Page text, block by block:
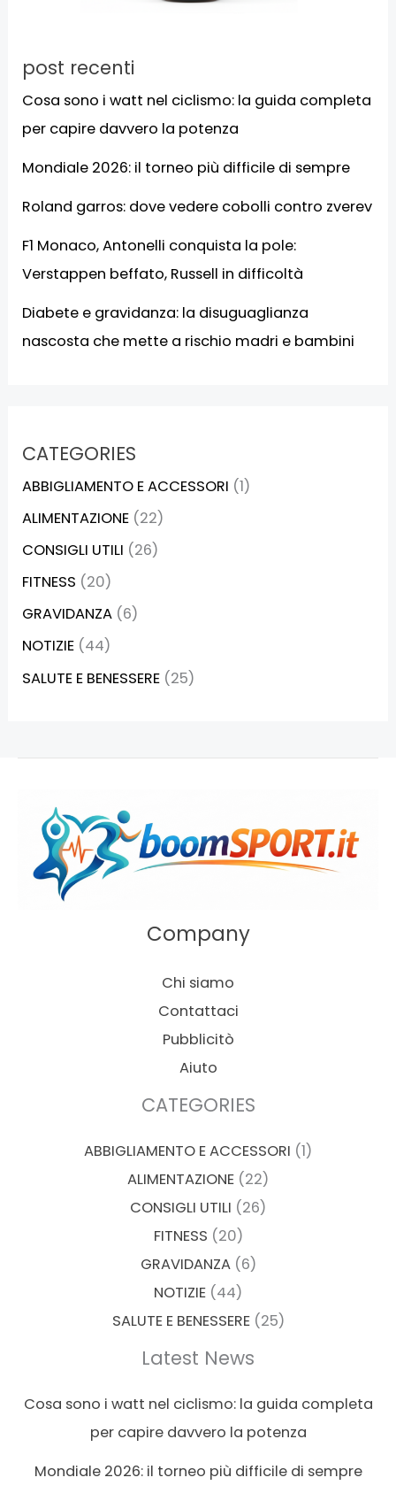
post recenti
Cosa sono i watt nel ciclismo: la guida completa
per capire davvero la potenza
Mondiale 2026: il torneo più difficile di sempre
Roland garros: dove vedere cobolli contro zverev
F1 Monaco, Antonelli conquista la pole:
Verstappen beffato, Russell in difficoltà
Diabete e gravidanza: la disuguaglianza
nascosta che mette a rischio madri e bambini
CATEGORIES
ABBIGLIAMENTO E ACCESSORI (1)
ALIMENTAZIONE (22)
CONSIGLI UTILI (26)
FITNESS (20)
GRAVIDANZA (6)
NOTIZIE (44)
SALUTE E BENESSERE (25)
Company
Chi siamo
Contattaci
Pubblicitò
Aiuto
CATEGORIES
ABBIGLIAMENTO E ACCESSORI (1)
ALIMENTAZIONE (22)
CONSIGLI UTILI (26)
FITNESS (20)
GRAVIDANZA(6)
NOTIZIE (44)
SALUTE E BENESSERE(25)
Latest News
Cosa sono i watt nel ciclismo: la guida completa
per capire davvero la potenza
Mondiale 2026: il torneo più difficile di sempre